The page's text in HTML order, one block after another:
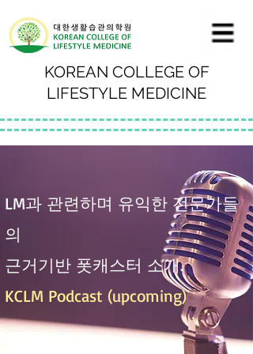
KOREAN COLLEGE OF
LIFESTYLE MEDICINE
LM과 관련하며 유익한 전문가들
의
근거기반 폿캐스터 소개.
KCLM Podcast (upcoming)